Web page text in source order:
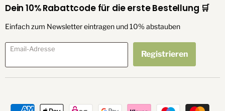
Dein 10% Rabattcode für die erste Bestellung 🛒
Einfach zum Newsletter eintragen und 10% abstauben
Email-Adresse
Registrieren